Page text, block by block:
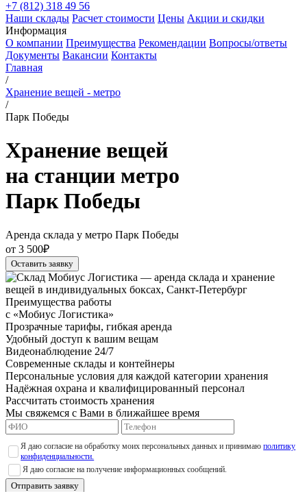
+7 (812) 318 49 56
Наши склады Расчет стоимости Цены Акции и скидки
Информация
О компании Преимущества Рекомендации Вопросы/ответы
Документы Вакансии Контакты
Главная
/
Хранение вещей - метро
/
Парк Победы
Хранение вещей
на станции метро
Парк Победы
Аренда склада у метро Парк Победы
от 3 500₽
Оставить заявку
Преимущества работы
с «Мобиус Логистика»
Прозрачные тарифы, гибкая аренда
Удобный доступ к вашим вещам
Видеонаблюдение 24/7
Современные склады и контейнеры
Персональные условия для каждой категории хранения
Надёжная охрана и квалифицированный персонал
Рассчитать стоимость хранения
Мы свяжемся с Вами в ближайшее время
Я даю согласие на обработку моих персональных данных и принимаюполитику
конфиденциальности.
Я даю согласие на получение информационных сообщений.
Отправить заявку